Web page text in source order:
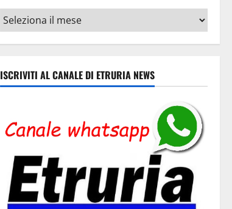
Archivi
ISCRIVITI AL CANALE DI ETRURIA NEWS